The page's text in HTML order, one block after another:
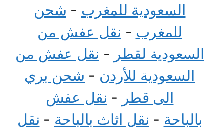
السعودية للمغرب - شحن
للمغرب - نقل عفش من
السعودية لقطر - نقل عفش من
السعودية للأردن - شحن بري
الى قطر - نقل عفش
بالباحة - نقل اثاث بالباحة - نقل